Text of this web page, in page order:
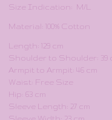
Size Indication: M/L
Material: 100% Cotton
Length: 129 cm
Shoulder to Shoulder: 39
Armpit to Armpit: 46 cm
Waist: Free Size
Hip: 63 cm
Sleeve Length: 27 cm